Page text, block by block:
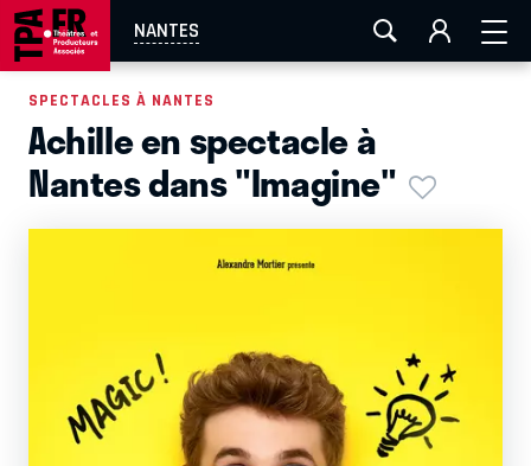
NANTES
AIX-MARSEILLE AURAY LA ROCHELLE
EN TOURNÉE
SPECTACLES À NANTES
Achille en spectacle à
Nantes dans "Imagine"